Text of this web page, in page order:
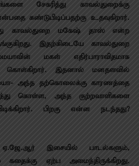
சேகரித்து காவல்துறைக்கு
கண்டுபிடிப்பதற்கு உதவுகிறார்.
காவல்துறை மகேஷ் தாஸ் என்ற
இதற்கிடையே காவல்துறை
மகள் எதிர்பாராவிதமாக
இதனால் மனதளவில்
அந்த தற்கொலைக்கு காரணத்தை
கொள்ள, அந்த குற்றவாளிகளை
பிறகு என்ன நடந்தது?
இசையில் பாடல்களும்,
ஏற்ப அமைந்திருக்கிறது.